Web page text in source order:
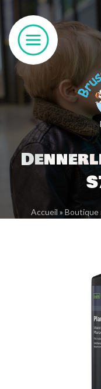
Accueil » Boutique